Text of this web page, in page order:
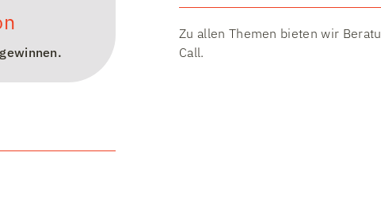
Zu allen Themen bieten wir
Call.